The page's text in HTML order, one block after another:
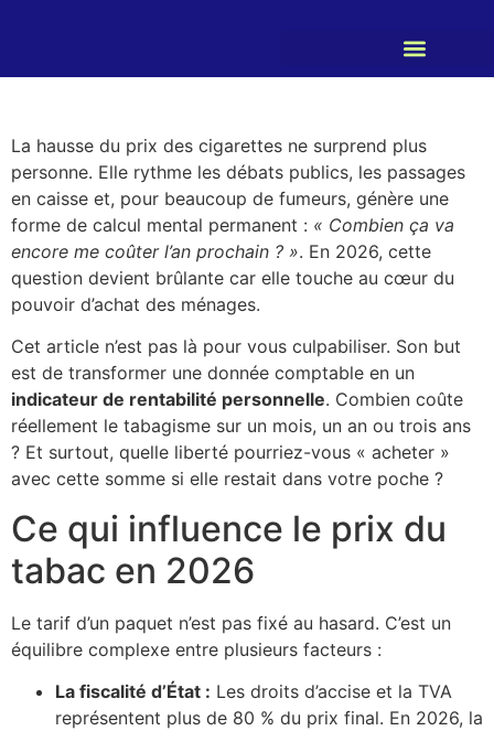
La hausse du prix des cigarettes ne surprend plus
personne. Elle rythme les débats publics, les passages
en caisse et, pour beaucoup de fumeurs, génère une
forme de calcul mental permanent : « Combien ça va
encore me coûter l’an prochain ? ». En 2026, cette
question devient brûlante car elle touche au cœur du
pouvoir d’achat des ménages.
Cet article n’est pas là pour vous culpabiliser. Son but
est de transformer une donnée comptable en un
indicateur de rentabilité personnelle. Combien coûte
réellement le tabagisme sur un mois, un an ou trois ans
? Et surtout, quelle liberté pourriez-vous « acheter »
avec cette somme si elle restait dans votre poche ?
Ce qui influence le prix du
tabac en 2026
Le tarif d’un paquet n’est pas fixé au hasard. C’est un
équilibre complexe entre plusieurs facteurs :
La fiscalité d’État : Les droits d’accise et la TVA
représentent plus de 80 % du prix final. En 2026, la